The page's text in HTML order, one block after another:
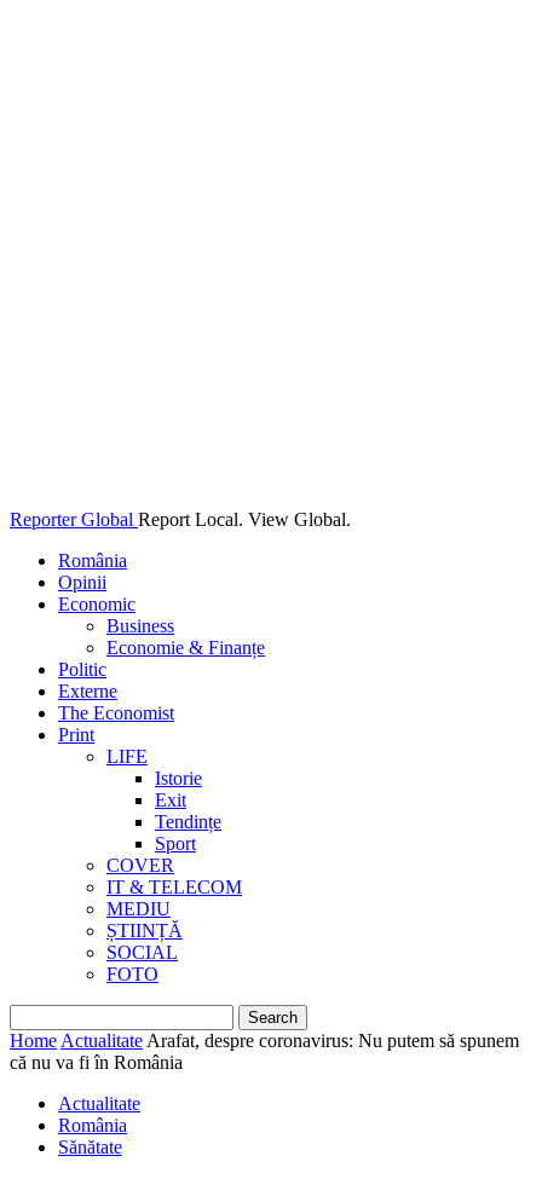
Reporter Global Report Local. View Global.
România
Opinii
Economic
Business
Economie & Finanțe
Politic
Externe
The Economist
Print
LIFE
Istorie
Exit
Tendințe
Sport
COVER
IT & TELECOM
MEDIU
ȘTIINȚĂ
SOCIAL
FOTO
Home Actualitate Arafat, despre coronavirus: Nu putem să spunem
că nu va fi în România
Actualitate
România
Sănătate